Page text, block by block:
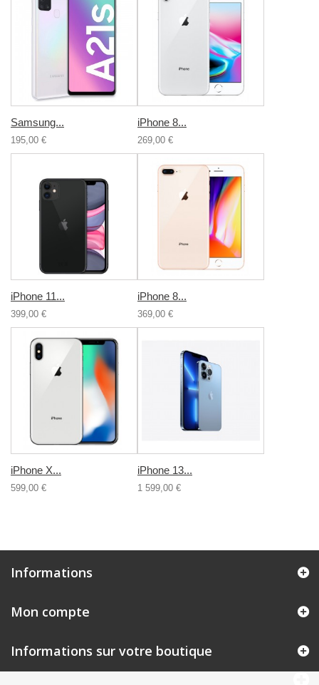
Samsung...
195,00 €
iPhone 8...
269,00 €
iPhone 11...
399,00 €
iPhone 8...
369,00 €
iPhone X...
599,00 €
iPhone 13...
1 599,00 €
Informations
Mon compte
Informations sur votre boutique